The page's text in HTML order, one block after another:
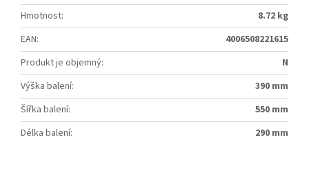
Hmotnost:
8.72 kg
EAN:
4006508221615
Produkt je objemný:
N
Výška balení:
390 mm
Šířka balení:
550 mm
Délka balení: 290 mm